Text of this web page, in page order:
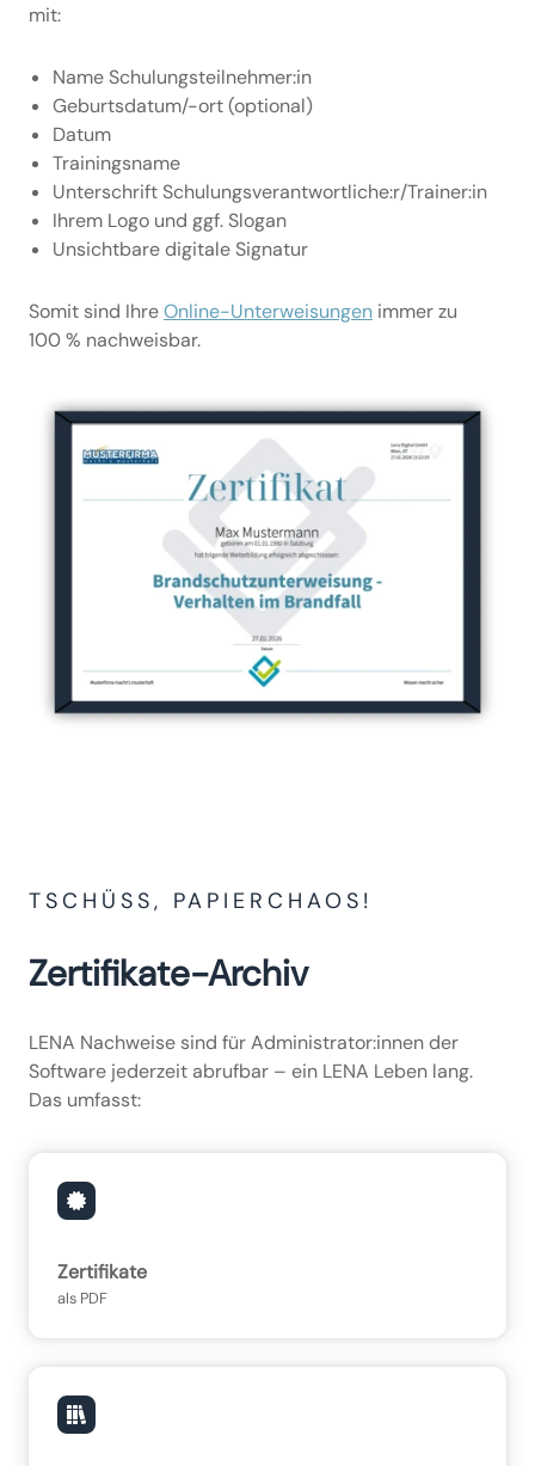
mit:
Name Schulungsteilnehmer:in
Geburtsdatum/-ort (optional)
Datum
Trainingsname
Unterschrift Schulungsverantwortliche:r/Trainer:in
Ihrem Logo und ggf. Slogan
Unsichtbare digitale Signatur
Somit sind IhreOnline-Unterweisungen immer zu
100 % nachweisbar.
TSCHÜSS, PAPIERCHAOS!
Zertifikate-Archiv
LENA Nachweise sind für Administrator:innen der
Software jederzeit abrufbar – ein LENA Leben lang.
Das umfasst:
Zertifikate
als PDF